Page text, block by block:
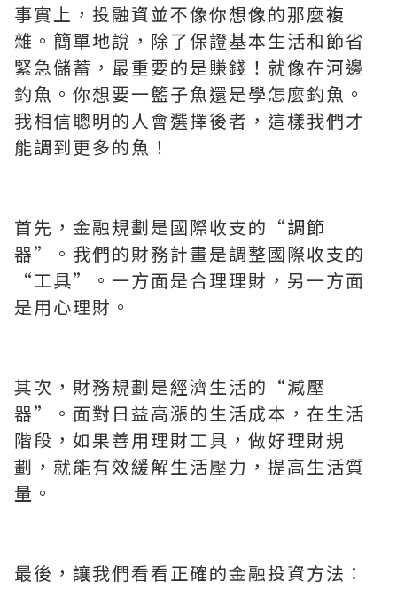
事實上，投融資並不像你想像的那麼複
雜。簡單地說，除了保證基本生活和節省
緊急儲蓄，最重要的是賺錢！就像在河邊
釣魚。你想要一籃子魚還是學怎麼釣魚。
我相信聰明的人會選擇後者，這樣我們才
能調到更多的魚！
首先，金融規劃是國際收支的“調節
器”。我們的財務計畫是調整國際收支的
“工具”。一方面是合理理財，另一方面
是用心理財。
其次，財務規劃是經濟生活的“減壓
器”。面對日益高漲的生活成本，在生活
階段，如果善用理財工具，做好理財規
劃，就能有效緩解生活壓力，提高生活質
量。
最後，讓我們看看正確的金融投資方法：